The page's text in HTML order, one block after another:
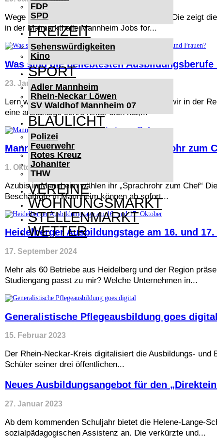
FDP
SPD
FREIZEIT
Sehenswürdigkeiten
Kino
SPORT
Adler Mannheim
Rhein-Neckar Löwen
SV Waldhof Mannheim 07
BLAULICHT
Polizei
Feuerwehr
Rotes Kreuz
Johaniter
THW
VEREINE
WOHNUNGSMARKT
STELLENMARKT
WETTER
Wege in den Beruf mit persönlicher Beratung: Die zeigt
in der Maimarkthalle Mannheim Jobs for...
Was sind die beliebtesten Ausbildungsberufe
23. Januar 2025
Lern was Gescheites! Diesen Spruch kennen wir in der
eine anständige Lehre hinter sich hat,...
Mannheim – Azubis wählen Sprachrohr zum
1. Oktober 2024
Azubis in Mannheim wählen ihr „Sprachrohr zum Chef“
Beschäftigte in Mannheim können ab sofort...
Heidelberger Ausbildungstage am 16. und
17. September 2024
Mehr als 60 Betriebe aus Heidelberg und der Region
Studiengang passt zu mir? Welche Unternehmen in...
Generalistische Pflegeausbildung goes digital
15. Februar 2023
Der Rhein-Neckar-Kreis digitalisiert die Ausbildungs-
Schüler seiner drei öffentlichen...
Neues Ausbildungsangebot für den
27. Januar 2023
Ab dem kommenden Schuljahr bietet die Helene-Lange-
sozialpädagogischen Assistenz an. Die verkürzte und...